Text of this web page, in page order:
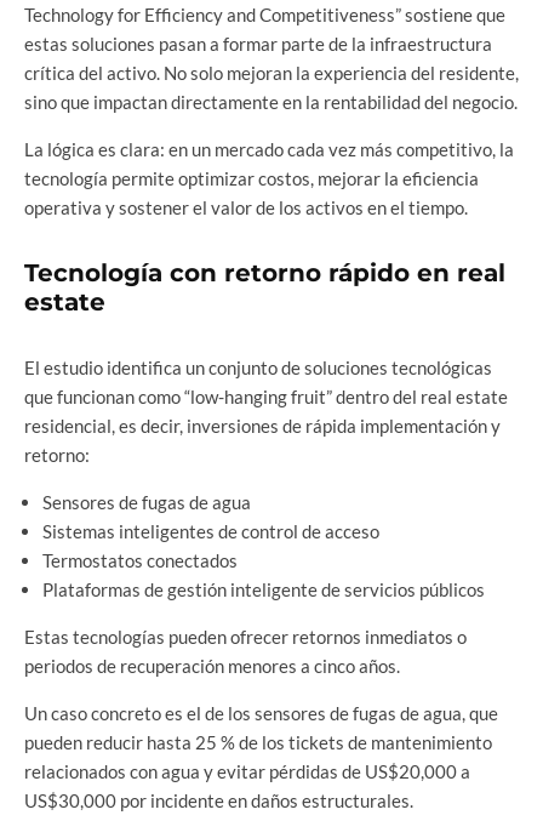
Technology for Efficiency and Competitiveness” sostiene que
estas soluciones pasan a formar parte de la infraestructura
crítica del activo. No solo mejoran la experiencia del residente,
sino que impactan directamente en la rentabilidad del negocio.
La lógica es clara: en un mercado cada vez más competitivo, la
tecnología permite optimizar costos, mejorar la eficiencia
operativa y sostener el valor de los activos en el tiempo.
Tecnología con retorno rápido en real
estate
El estudio identifica un conjunto de soluciones tecnológicas
que funcionan como “low-hanging fruit” dentro del real estate
residencial, es decir, inversiones de rápida implementación y
retorno:
Sensores de fugas de agua
Sistemas inteligentes de control de acceso
Termostatos conectados
Plataformas de gestión inteligente de servicios públicos
Estas tecnologías pueden ofrecer retornos inmediatos o
periodos de recuperación menores a cinco años.
Un caso concreto es el de los sensores de fugas de agua, que
pueden reducir hasta 25 % de los tickets de mantenimiento
relacionados con agua y evitar pérdidas de US$20,000 a
US$30,000 por incidente en daños estructurales.